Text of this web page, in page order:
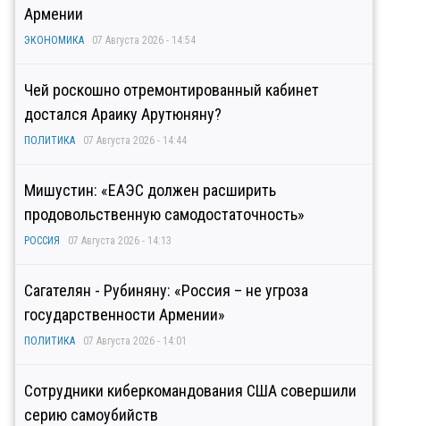
Армении
ЭКОНОМИКА 07 Августа 2026 - 14:54
Чей роскошно отремонтированный кабинет
достался Араику Арутюняну?
ПОЛИТИКА 07 Августа 2026 - 14:44
Мишустин: «ЕАЭС должен расширить
продовольственную самодостаточность»
РОССИЯ 07 Августа 2026 - 14:13
Сагателян - Рубиняну: «Россия – не угроза
государственности Армении»
ПОЛИТИКА 07 Августа 2026 - 14:01
Сотрудники киберкомандования США совершили
серию самоубийств